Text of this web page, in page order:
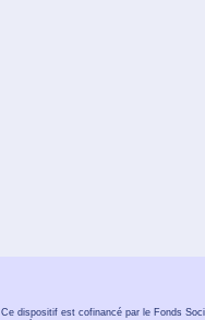
Ce dispositif est cofinancé par le Fonds